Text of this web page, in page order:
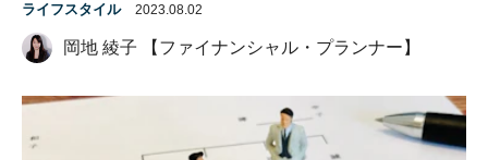
ライフスタイル 2023.08.02
岡地 綾子 【ファイナンシャル・プランナー】